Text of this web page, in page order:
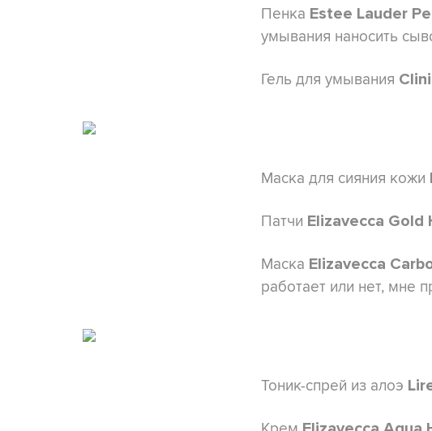
Пенка Estee Lauder
умывания наносить
Гель для умывания
Маска для сияния кожи
Патчи Elizavecca Gold
Маска Elizavecca
работает или нет, мне
Тоник-спрей из алоэ